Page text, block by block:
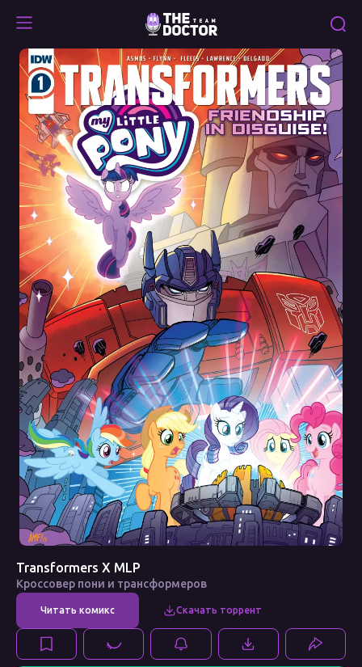
Transformers
Transformers X MLP
Кроссовер пони и трансформеров